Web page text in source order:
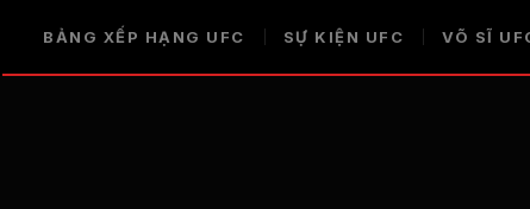
BẢNG XẾP HẠNG UFC SỰ KIỆN UFC VÕ SĨ